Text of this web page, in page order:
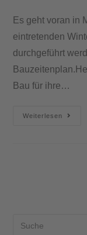
Es geht voran in
eintretenden
durchgeführt
Bau für ihre…
Weiterlesen